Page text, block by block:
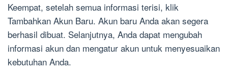
Keempat, setelah semua informasi terisi, klik
Tambahkan Akun Baru. Akun baru Anda akan segera
berhasil dibuat. Selanjutnya, Anda dapat mengubah
informasi akun dan mengatur akun untuk menyesuaikan
kebutuhan Anda.